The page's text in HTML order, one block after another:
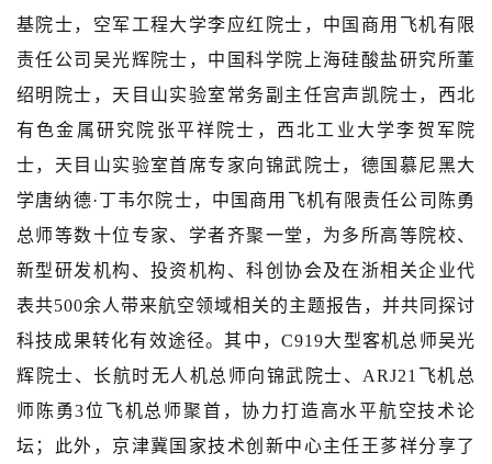
基院士，空军工程大学李应红院士，中国商用飞机有限
责任公司吴光辉院士，中国科学院上海硅酸盐研究所董
绍明院士，天目山实验室常务副主任宫声凯院士，西北
有色金属研究院张平祥院士，西北工业大学李贺军院
士，天目山实验室首席专家向锦武院士，德国慕尼黑大
学唐纳德·丁韦尔院士，中国商用飞机有限责任公司陈勇
总师等数十位专家、学者齐聚一堂，为多所高等院校、
新型研发机构、投资机构、科创协会及在浙相关企业代
表共500余人带来航空领域相关的主题报告，并共同探讨
科技成果转化有效途径。其中，C919大型客机总师吴光
辉院士、长航时无人机总师向锦武院士、ARJ21飞机总
师陈勇3位飞机总师聚首，协力打造高水平航空技术论
坛；此外，京津冀国家技术创新中心主任王茤祥分享了